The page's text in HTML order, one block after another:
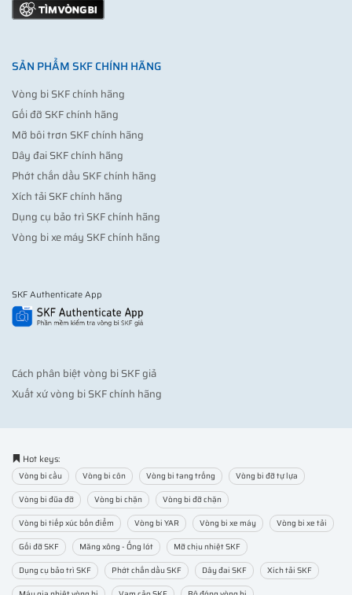
SẢN PHẨM SKF CHÍNH HÃNG
Vòng bi SKF chính hãng
Gối đỡ SKF chính hãng
Mỡ bôi trơn SKF chính hãng
Dây đai SKF chính hãng
Phớt chắn dầu SKF chính hãng
Xích tải SKF chính hãng
Dụng cụ bảo trì SKF chính hãng
Vòng bi xe máy SKF chính hãng
SKF Authenticate App
Cách phân biệt vòng bi SKF giả
Xuất xứ vòng bi SKF chính hãng
Hot keys:
Vòng bi cầu Vòng bi côn Vòng bi tang trống
Vòng bi đỡ tự lựa
Vòng bi đũa đỡ
Vòng bi chặn
Vòng bi đỡ chặn
Vòng bi tiếp xúc bốn điểm
Vòng bi YAR Vòng bi xe máy
Vòng bi xe tải
Gối đỡ SKF
Măng xông - Ống lót
Mỡ chịu nhiệt SKF
Dụng cụ bảo trì SKF
Phớt chắn dầu SKF Dây đai SKF
Xích tải SKF